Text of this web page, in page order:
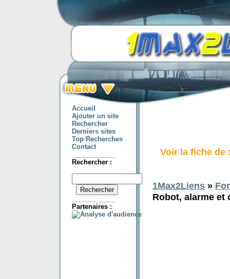
Accueil
Ajouter un site
Rechercher
Derniers sites
Top Recherches
Contact
Rechercher :
Partenaires :
Voir la fiche de
1Max2Liens »
Robot, alarme et